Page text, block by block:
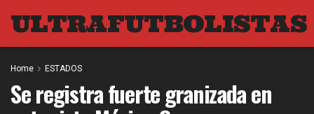
ULTRAFUTBOLISTAS
Home ESTADOS
Se registra fuerte granizada en